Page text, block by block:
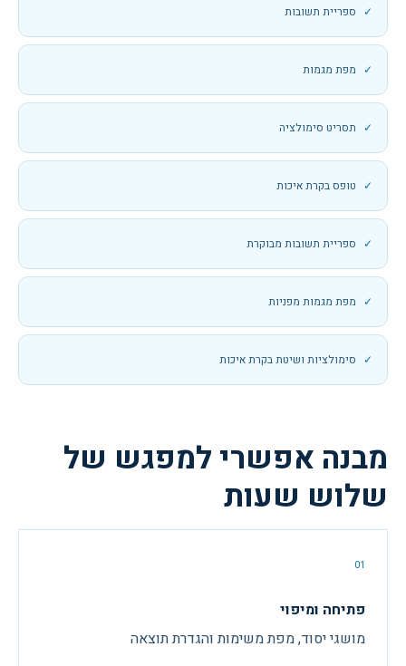
ספריית תשובות
מפת מגמות
תסריט סימולציה
טופס בקרת איכות
ספריית תשובות מבוקרת
מפת מגמות מפניות
סימולציות ושיטת בקרת איכות
מבנה אפשרי למפגש של
שלוש שעות
01
פתיחה ומיפוי
מושגי יסוד, מפת משימות והגדרת תוצאה